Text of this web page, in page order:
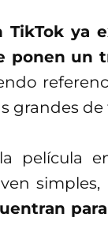
TikTok ya
ponen un
grandes
película
simples,